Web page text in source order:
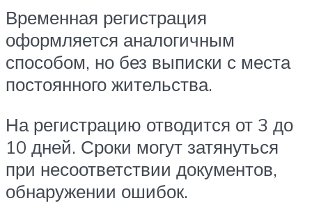
Временная регистрация
оформляется аналогичным
способом, но без выписки с места
постоянного жительства.
На регистрацию отводится от 3 до
10 дней. Сроки могут затянуться
при несоответствии документов,
обнаружении ошибок.